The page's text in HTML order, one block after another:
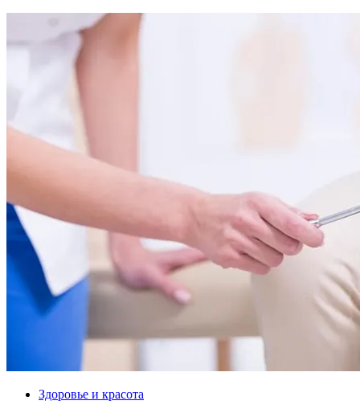
Здоровье и красота